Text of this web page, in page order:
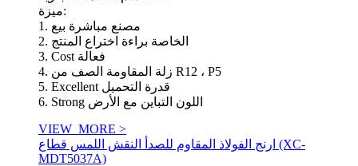
ميزة:
1. مصنع مباشرة بيع
2. الخاصة براءة اختراع المنتج
3. Cost فعالة
4. زلة المقاومة الصف من R12 ، P5
5. Excellent قدرة التحميل
6. Strong اللون التباين مع الأرض
VIEW_MORE >
ارنج الفولاذ المقاوم للصدأ النقش اللمس قطاع (XC-
MDT5037A)